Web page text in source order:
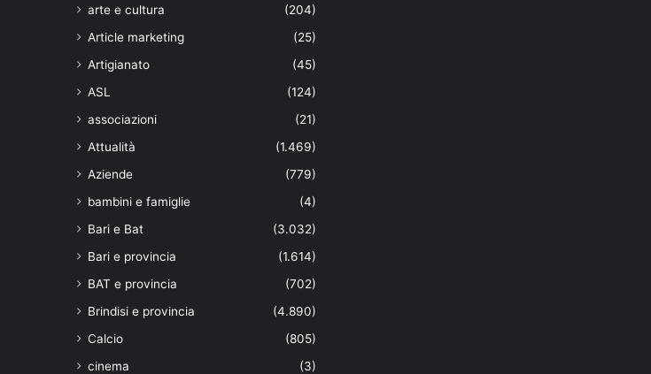
arte e cultura
(204)
Article marketing
(25)
Artigianato
(45)
ASL
(124)
associazioni
(21)
Attualità
(1.469)
Aziende
(779)
bambini e famiglie
(4)
Bari e Bat
(3.032)
Bari e provincia
(1.614)
BAT e provincia
(702)
Brindisi e provincia
(4.890)
Calcio
(805)
cinema
(3)